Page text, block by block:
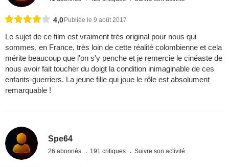
4,0 Publiée le 9 août 2017
Le sujet de ce film est vraiment très original pour nous qui
sommes, en France, très loin de cette réalité colombienne et cela
mérite beaucoup que l'on s'y penche et je remercie le cinéaste de
nous avoir fait toucher du doigt la condition inimaginable de ces
enfants-guerriers. La jeune fille qui joue le rôle est absolument
remarquable !
Spe64
26 abonnés 191 critiques Suivre son activité